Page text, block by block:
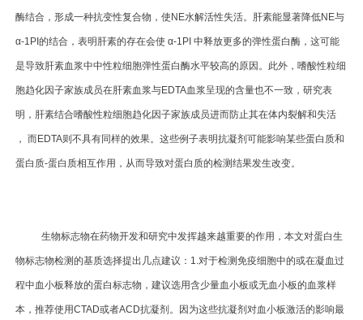
酶结合，形成一种抗变性复合物，使NE水解活性失活。肝素能显著降低NE与
α-1PI的结合，表明肝素的存在会使 α-1PI 中释放更多的弹性蛋白酶，这可能
是导致肝素血浆中中性粒细胞弹性蛋白酶水平较高的原因。此外，嗜酸性粒细
胞趋化因子家族成员在肝素血浆与EDTA血浆呈现的含量也不一致，研究表
明，肝素结合嗜酸性粒细胞趋化因子家族成员进而防止其在体内裂解和失活
， 而EDTA则不具有同样的效果。这些例子表明抗凝剂可能影响某些蛋白质和
蛋白质-蛋白质相互作用，从而导致对蛋白质的检测结果发生改变。
生物标志物在药物开发和研究中发挥越来越重要的作用，本文对蛋白生
物标志物检测的基质选择提出几点建议：1.对于检测免疫细胞中的或在凝血过
程中血小板释放的蛋白标志物，建议选用含少量血小板或无血小板的血浆样
本，推荐使用CTAD或者ACD抗凝剂。因为这些抗凝剂对血小板激活的影响最